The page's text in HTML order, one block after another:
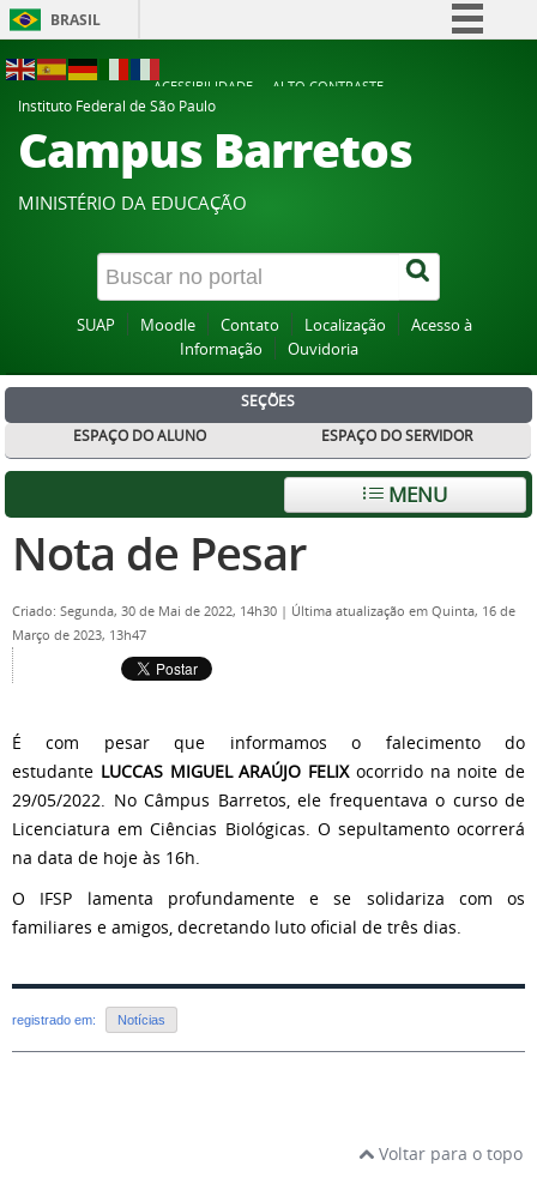
BRASIL
Participe
Acesso à informação
Canais
ACESSIBILIDADE
ALTO CONTRASTE
Instituto Federal de São Paulo
Campus Barretos
MINISTÉRIO DA EDUCAÇÃO
SUAP Moodle Contato Localização
Acesso à
Informação
Ouvidoria
SEÇÕES
ESPAÇO DO ALUNO
ESPAÇO DO SERVIDOR
MENU
Nota de Pesar
Criado: Segunda, 30 de Mai de 2022, 14h30 | Última atualização em Quinta, 16 de
Março de 2023, 13h47
É com pesar que informamos o falecimento do
estudante LUCCAS MIGUEL ARAÚJO FELIXocorrido na noite de
29/05/2022. No Câmpus Barretos, ele frequentava o curso de
Licenciatura em Ciências Biológicas. O sepultamento ocorrerá
na data de hoje às 16h.
O IFSP lamenta profundamente e se solidariza com os
familiares e amigos, decretando luto oficial de três dias.
registrado em: Notícias
Voltar para o topo